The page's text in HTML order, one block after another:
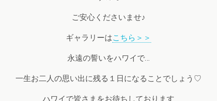
ご安心くださいませ♪
ギャラリーはこちら＞＞
永遠の誓いをハワイで…
一生お二人の思い出に残る１日になることでしょう♡
ハワイで皆さまをお待ちしております